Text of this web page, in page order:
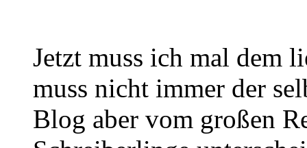
Jetzt muss ich mal dem
muss nicht immer der
Blog aber vom großen